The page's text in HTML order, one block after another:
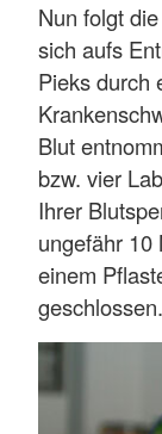
Nun folgt
sich aufs
Pieks durch
Blut
bzw. vier
Ihrer
ungefähr 10
einem
geschlossen.